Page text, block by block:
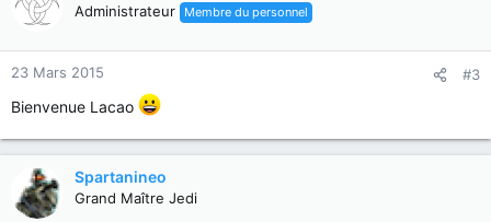
Administrateur Membre du personnel
23 Mars 2015 #3
Bienvenue Lacao
Spartanineo
Grand Maître Jedi